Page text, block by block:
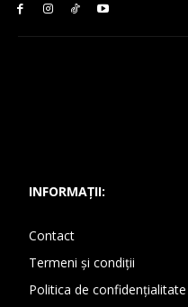
INFORMAȚII:
Contact
Termeni și condiții
Politica de confidențialitate